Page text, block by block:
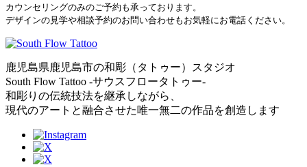
カウンセリングのみのご予約も承っております。
デザインの見学や相談予約のお問い合わせもお気軽にお電話ください。
鹿児島県鹿児島市の和彫（タトゥー）スタジオ
South Flow Tattoo -サウスフロータトゥー-
和彫りの伝統技法を継承しながら、
現代のアートと融合させた唯一無二の作品を創造します